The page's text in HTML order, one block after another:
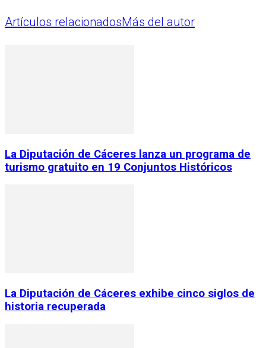
Artículos relacionadosMás del autor
La Diputación de Cáceres lanza un programa de
turismo gratuito en 19 Conjuntos Históricos
La Diputación de Cáceres exhibe cinco siglos de
historia recuperada